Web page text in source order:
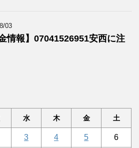
03
金情報】07041526951安西に注
水 木 金 土
3 4 5 6